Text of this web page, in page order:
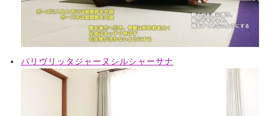
パリヴリッタジャーヌシルシャーサナ